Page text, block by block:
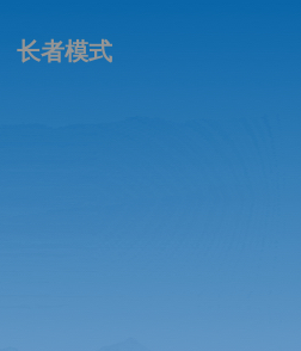
长者模式